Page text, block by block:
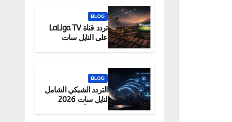
BLOG
تردد قناة LaLiga TV
على النايل سات
BLOG
التردد الشبكي الشامل
لنايل سات 2026